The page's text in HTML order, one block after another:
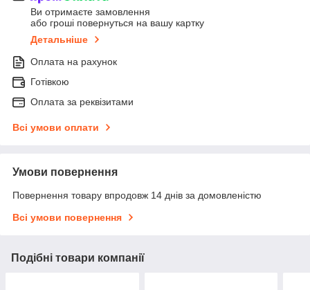
Ви отримаєте замовлення
або гроші повернуться на вашу картку
Детальніше
Оплата на рахунок
Готівкою
Оплата за реквізитами
Всі умови оплати
Умови повернення
Повернення товару впродовж 14 днів за домовленістю
Всі умови повернення
Подібні товари компанії